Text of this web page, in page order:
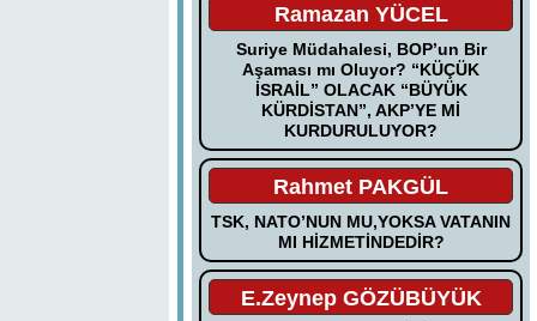
Ramazan YÜCEL
Suriye Müdahalesi, BOP’un Bir
Aşaması mı Oluyor? “KÜÇÜK
İSRAİL” OLACAK “BÜYÜK
KÜRDİSTAN”, AKP’YE Mİ
KURDURULUYOR?
Rahmet PAKGÜL
TSK, NATO’NUN MU,YOKSA VATANIN
MI HİZMETİNDEDİR?
E.Zeynep GÖZÜBÜYÜK